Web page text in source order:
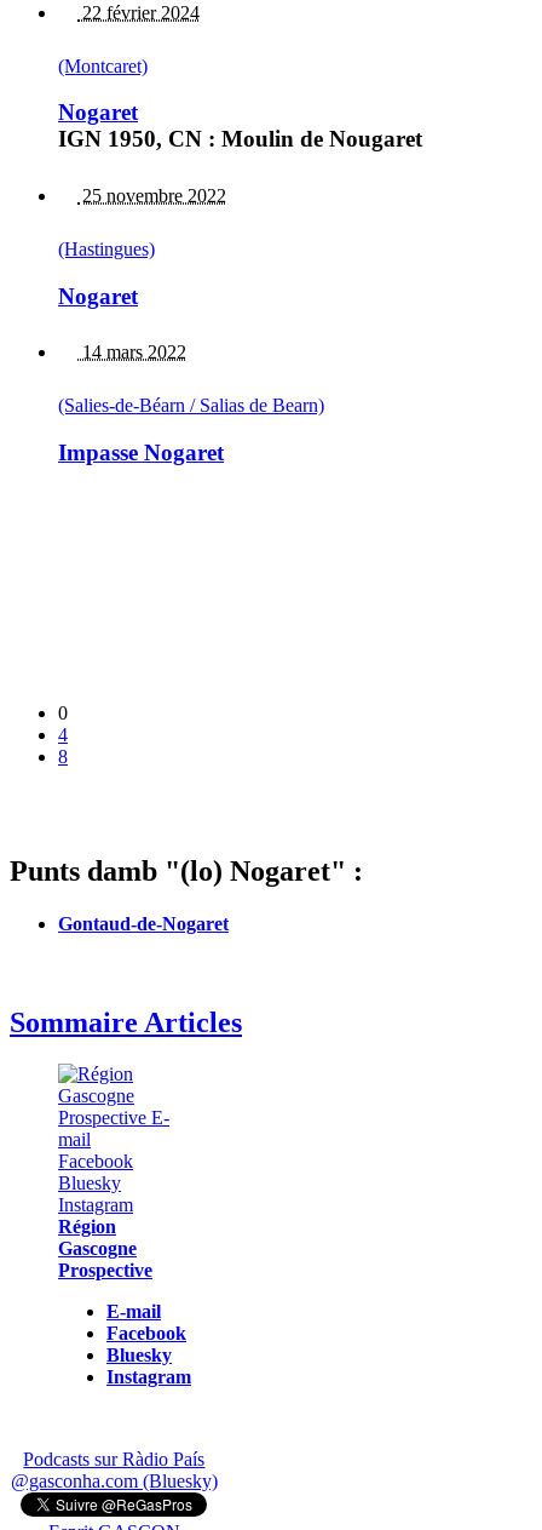
22 février 2024
(Montcaret)
Nogaret
IGN 1950, CN : Moulin de Nougaret
25 novembre 2022
(Hastingues)
Nogaret
14 mars 2022
(Salies-de-Béarn / Salias de Bearn)
Impasse Nogaret
0
4
8
Punts damb "(lo) Nogaret" :
Gontaud-de-Nogaret
Sommaire Articles
Région
Gascogne
Prospective
E-mail
Facebook
Bluesky
Instagram
Podcasts sur Ràdio País
@gasconha.com (Bluesky)